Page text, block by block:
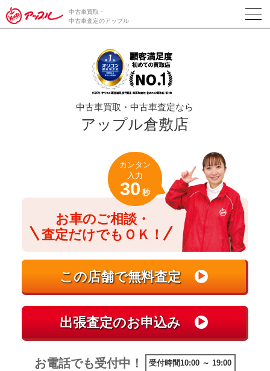
/*ABテスト_新規査定フォームの為のCVボタン*/
中古車買取・
中古車査定のアップル
中古車買取・中古車査定なら
アップル倉敷店
お車のご相談・
査定だけでもＯＫ！
カンタン
入力
30 秒
お電話でも受付中！ 受付時間10:00 ～ 19:00